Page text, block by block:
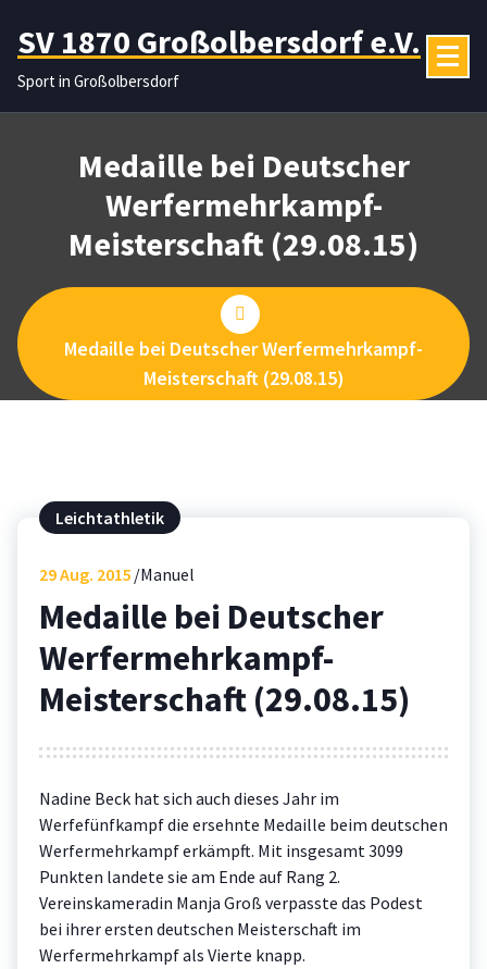
Inhalt
springen
SV 1870 Großolbersdorf e.V.
Sport in Großolbersdorf
Medaille bei Deutscher
Werfermehrkampf-
Meisterschaft (29.08.15)
Medaille bei Deutscher Werfermehrkampf-
Meisterschaft (29.08.15)
Leichtathletik
29Aug. 2015 Manuel
Medaille bei Deutscher
Werfermehrkampf-
Meisterschaft (29.08.15)
Nadine Beck hat sich auch dieses Jahr im
Werfefünfkampf die ersehnte Medaille beim deutschen
Werfermehrkampf erkämpft. Mit insgesamt 3099
Punkten landete sie am Ende auf Rang 2.
Vereinskameradin Manja Groß verpasste das Podest
bei ihrer ersten deutschen Meisterschaft im
Werfermehrkampf als Vierte knapp.